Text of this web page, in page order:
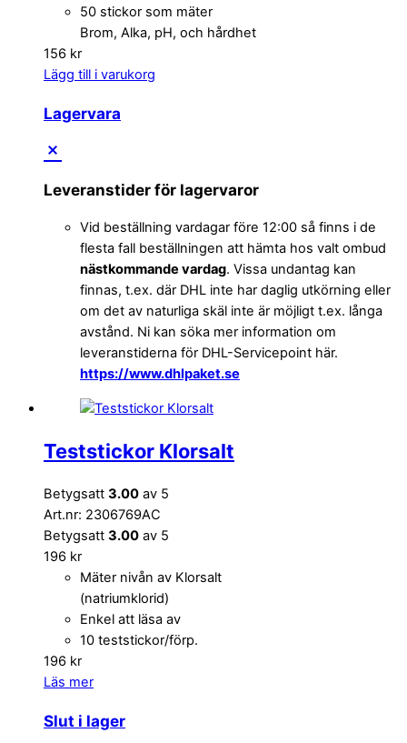
50 stickor som mäter
Brom, Alka, pH, och hårdhet
156 kr
Lägg till i varukorg
Lagervara
Leveranstider för lagervaror
Vid beställning vardagar före 12:00 så finns i de
flesta fall beställningen att hämta hos valt ombud
nästkommande vardag. Vissa undantag kan
finnas, t.ex. där DHL inte har daglig utkörning eller
om det av naturliga skäl inte är möjligt t.ex. långa
avstånd. Ni kan söka mer information om
leveranstiderna för DHL-Servicepoint här.
https://www.dhlpaket.se
Teststickor Klorsalt
Betygsatt 3.00 av 5
Art.nr: 2306769AC
Betygsatt 3.00 av 5
196 kr
Mäter nivån av Klorsalt
(natriumklorid)
Enkel att läsa av
10 teststickor/förp.
196 kr
Läs mer
Slut i lager